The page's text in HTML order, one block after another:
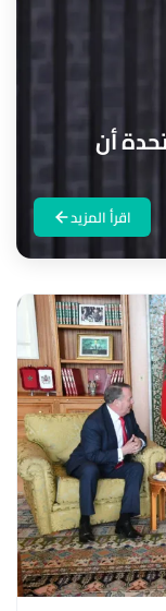
أن
اقرأ المزيد